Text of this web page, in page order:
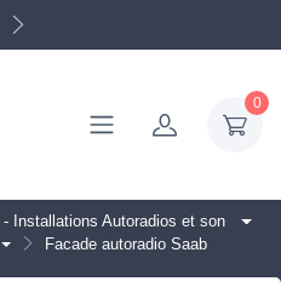
0
- Installations Autoradios et son
Facade autoradio Saab